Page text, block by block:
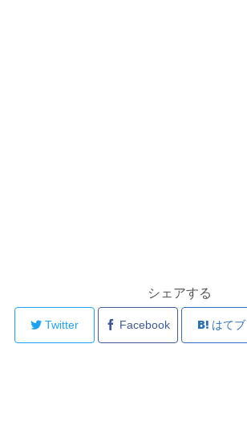
シェアする
Twitter Facebook はてブ